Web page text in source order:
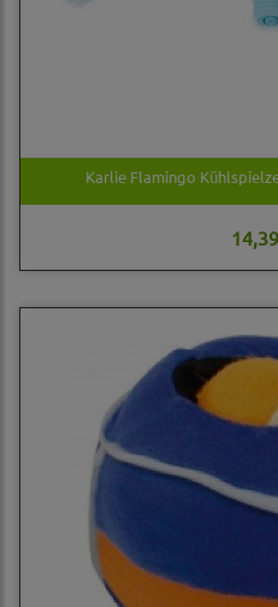
Karlie Flamingo